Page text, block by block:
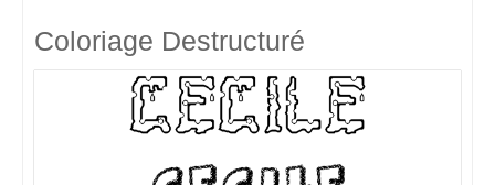
Coloriage Destructuré